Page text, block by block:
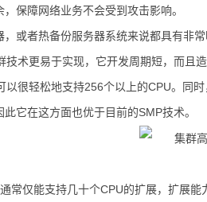
保障网络业务不会受到攻击影响。
，或者热备份服务器系统来说都具有非
技术更易于实现，它开发周期短，而且
以很轻松地支持256个以上的CPU。同
它在这方面也优于目前的SMP技术。
常仅能支持几十个CPU的扩展，扩展能